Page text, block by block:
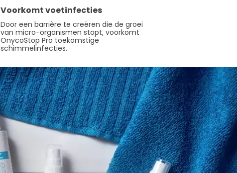
Voorkomt voetinfecties
Door een barrière te creëren die de groei
van micro-organismen stopt, voorkomt
OnycoStop Pro toekomstige
schimmelinfecties.